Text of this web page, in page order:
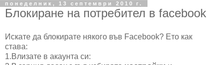
понеделник, 13 септември 2010 г.
Блокиране на потребител в facebook
Искате да блокирате някого във Facebook? Ето как
става:
1.Влизате в акаунта си: